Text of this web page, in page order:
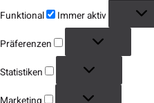
Funktional
Immer aktiv
Präferenzen
Statistiken